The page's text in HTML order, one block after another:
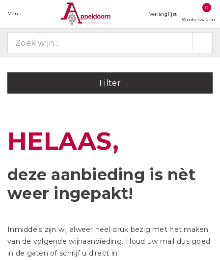
Menu Verlanglijst
0
Winkelwagen
Filter
HELAAS,
deze aanbieding is nèt
weer ingepakt!
Inmiddels zijn wij alweer heel druk bezig met het maken
van de volgende wijnaanbieding. Houd uw mail dus goed
in de gaten of schrijf u direct in!